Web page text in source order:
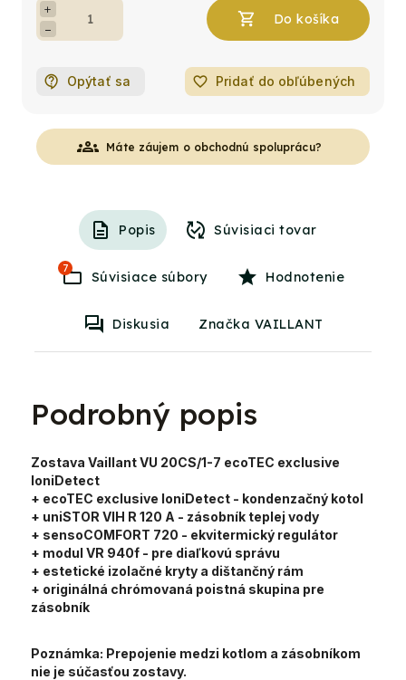
+
−
Opýtať sa favorite_border Pridať do obľúbených
groups Máte záujem o obchodnú spoluprácu?
Popis Súvisiaci tovar
7
Súvisiace súbory Hodnotenie
Diskusia Značka VAILLANT
Podrobný popis
Zostava Vaillant VU 20CS/1-7 ecoTEC exclusive
IoniDetect
+ ecoTEC exclusive IoniDetect - kondenzačný kotol
+ uniSTOR VIH R 120 A - zásobník teplej vody
+ sensoCOMFORT 720 - ekvitermický regulátor
+ modul VR 940f - pre diaľkovú správu
+ estetické izolačné kryty a dištančný rám
+ originálná chrómovaná poistná skupina pre
zásobník
Poznámka: Prepojenie medzi kotlom a zásobníkom
nie je súčasťou zostavy.